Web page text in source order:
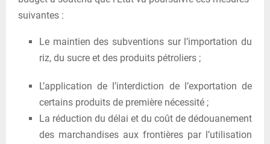
suivantes :
Le maintien des subventions sur l’importation du
riz, du sucre et des produits pétroliers ;
L’application de l’interdiction de l’exportation de
certains produits de première nécessité ;
La réduction du délai et du coût de dédouanement
des marchandises aux frontières par l’utilisation